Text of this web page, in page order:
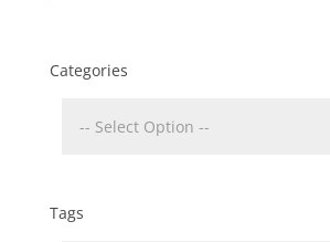
Categories
Tags